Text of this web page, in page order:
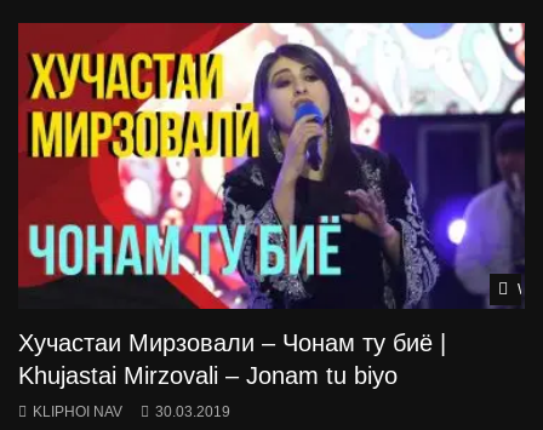
Хучастаи Мирзовали – Чонам ту биё |
Khujastai Mirzovali – Jonam tu biyo
KLIPHOI NAV 30.03.2019